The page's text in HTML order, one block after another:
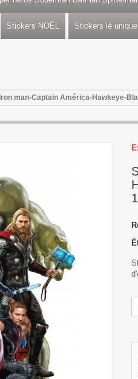
Stickers NOËL Stickers lé unique
man-Captain América-Hawkeye-